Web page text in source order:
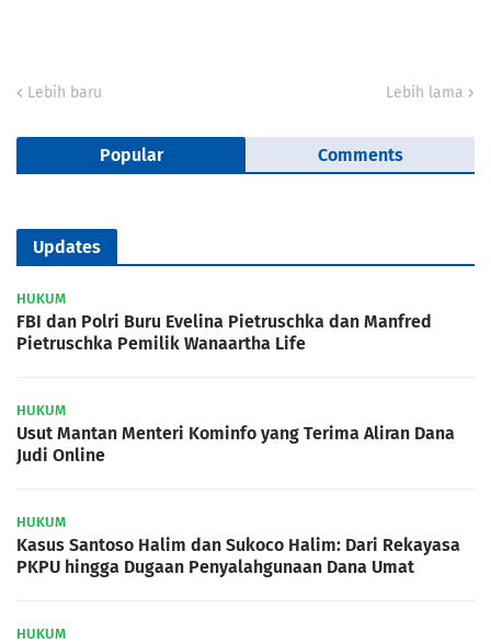
Lebih baru Lebih lama
Popular Comments
Updates
HUKUM
FBI dan Polri Buru Evelina Pietruschka dan Manfred
Pietruschka Pemilik Wanaartha Life
HUKUM
Usut Mantan Menteri Kominfo yang Terima Aliran Dana
Judi Online
HUKUM
Kasus Santoso Halim dan Sukoco Halim: Dari Rekayasa
PKPU hingga Dugaan Penyalahgunaan Dana Umat
HUKUM